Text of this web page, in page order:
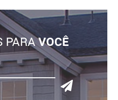
PARAVOCÊ